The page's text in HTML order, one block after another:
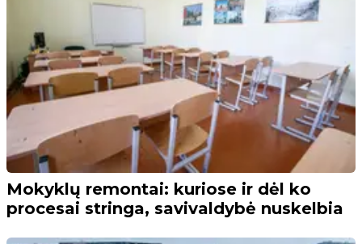
Mokyklų remontai: kuriose ir dėl ko
procesai stringa, savivaldybė nuskelbia